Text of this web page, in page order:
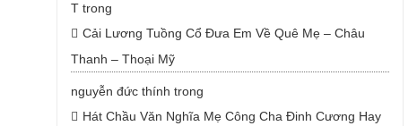
Ttrong
Cải Lương Tuồng Cổ Đưa Em Về Quê Mẹ – Châu
Thanh – Thoại Mỹ
nguyễn đức thính trong
Hát Chầu Văn Nghĩa Mẹ Công Cha Đinh Cương Hay